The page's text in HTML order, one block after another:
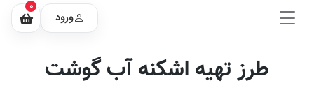
ورود
0
طرز تهیه اشکنه آب گوشت